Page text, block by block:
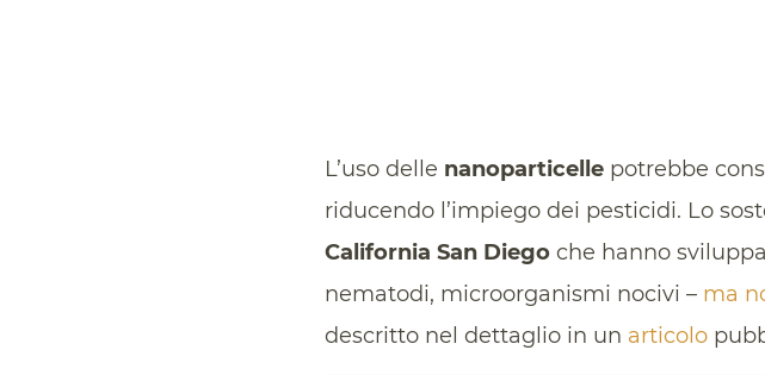
L’uso delle nanoparticelle potrebbe
riducendo l’impiego dei pesticidi. Lo
California San Diego che hanno
nematodi, microorganismi nocivi – ma
descritto nel dettaglio in un articolo